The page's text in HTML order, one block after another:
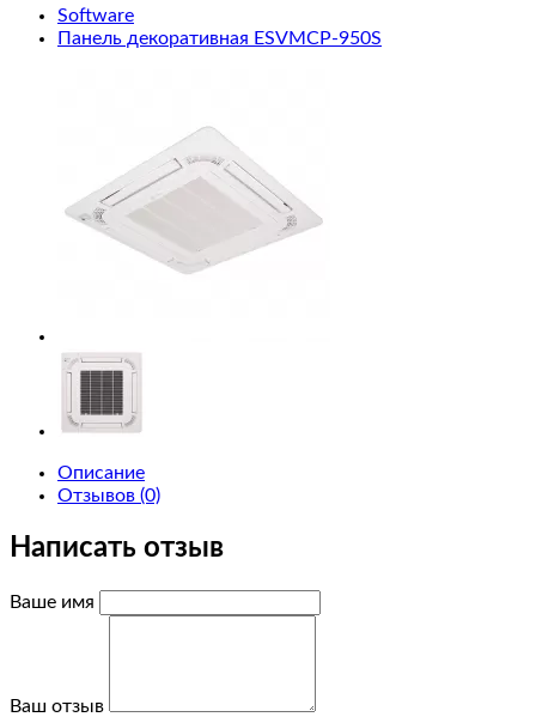
Laptops
Windows
Macs
Components
and
Software
Панель декоративная ESVMCP-950S
Описание
Отзывов (0)
Написать отзыв
Ваше имя
Ваш отзыв